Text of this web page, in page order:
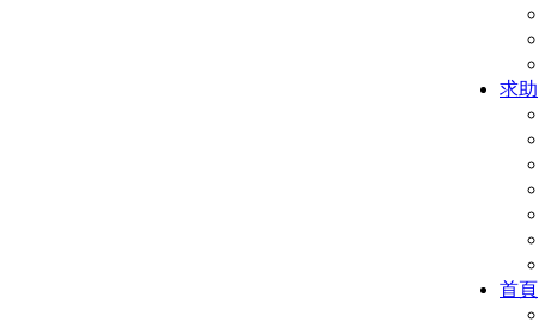
求助
首頁